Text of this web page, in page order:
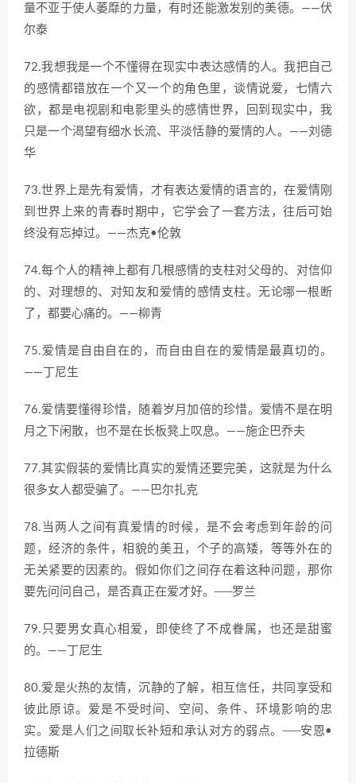
量不亚于使人萎靡的力量，有时还能激发别的美德。——伏
尔泰
72.我想我是一个不懂得在现实中表达感情的人。我把自己
的感情都错放在一个又一个的角色里，谈情说爱，七情六
欲，都是电视剧和电影里头的感情世界，回到现实中，我
只是一个渴望有细水长流、平淡恬静的爱情的人。——刘德
华
73.世界上是先有爱情，才有表达爱情的语言的，在爱情刚
到世界上来的青春时期中，它学会了一套方法，往后可始
终没有忘掉过。——杰克•伦敦
74.每个人的精神上都有几根感情的支柱对父母的、对信仰
的、对理想的、对知友和爱情的感情支柱。无论哪一根断
了，都要心痛的。——柳青
75.爱情是自由自在的，而自由自在的爱情是最真切的。
——丁尼生
76.爱情要懂得珍惜，随着岁月加倍的珍惜。爱情不是在明
月之下闲散，也不是在长板凳上叹息。——施企巴乔夫
77.其实假装的爱情比真实的爱情还要完美，这就是为什么
很多女人都受骗了。——巴尔扎克
78.当两人之间有真爱情的时候，是不会考虑到年龄的问
题，经济的条件，相貌的美丑，个子的高矮，等等外在的
无关紧要的因素的。假如你们之间存在着这种问题，那你
要先问问自己，是否真正在爱才好。──罗兰
79.只要男女真心相爱，即使终了不成眷属，也还是甜蜜
的。——丁尼生
80.爱是火热的友情，沉静的了解，相互信任，共同享受和
彼此原谅。爱是不受时间、空间、条件、环境影响的忠
实。爱是人们之间取长补短和承认对方的弱点。──安恩•
拉德斯